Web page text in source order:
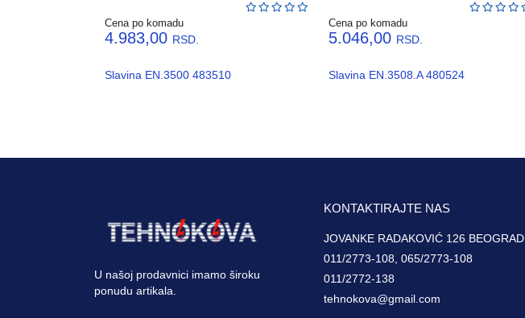
Cena po komadu
4.983,00 RSD.
Slavina EN.3500 483510
Cena po komadu
5.046,00 RSD.
Slavina EN.3508.A 480524
U našoj prodavnici imamo široku
ponudu artikala.
KONTAKTIRAJTE NAS
JOVANKE RADAKOVIĆ 126 BEOGRAD
011/2773-108, 065/2773-108
011/2772-138
tehnokova@gmail.com